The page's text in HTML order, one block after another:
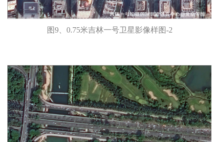
图9、0.75米吉林一号卫星影像样图-2